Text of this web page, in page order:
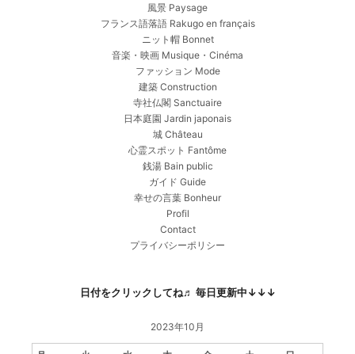
風景 Paysage
フランス語落語 Rakugo en français
ニット帽 Bonnet
音楽・映画 Musique・Cinéma
ファッション Mode
建築 Construction
寺社仏閣 Sanctuaire
日本庭園 Jardin japonais
城 Château
心霊スポット Fantôme
銭湯 Bain public
ガイド Guide
幸せの言葉 Bonheur
Profil
Contact
プライバシーポリシー
日付をクリックしてね♬ 毎日更新中↓↓↓
2023年10月